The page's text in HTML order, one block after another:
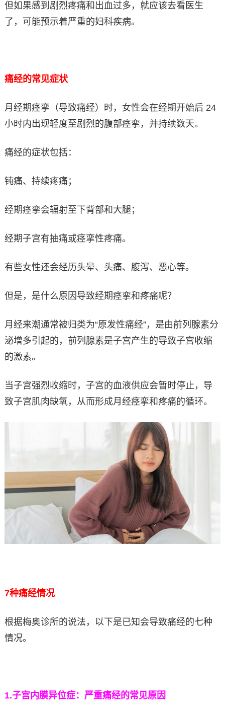
但如果感到剧烈疼痛和出血过多，就应该去看医生
了，可能预示着严重的妇科疾病。
痛经的常见症状
月经期痉挛（导致痛经）时，女性会在经期开始后 24
小时内出现轻度至剧烈的腹部痉挛，并持续数天。
痛经的症状包括：
钝痛、持续疼痛；
经期痉挛会辐射至下背部和大腿；
经期子宫有抽痛或痉挛性疼痛。
有些女性还会经历头晕、头痛、腹泻、恶心等。
但是，是什么原因导致经期痉挛和疼痛呢？
月经来潮通常被归类为“原发性痛经”，是由前列腺素分
泌增多引起的，前列腺素是子宫产生的导致子宫收缩
的激素。
当子宫强烈收缩时，子宫的血液供应会暂时停止，导
致子宫肌肉缺氧，从而形成月经痉挛和疼痛的循环。
7种痛经情况
根据梅奥诊所的说法，以下是已知会导致痛经的七种
情况。
1.子宫内膜异位症：严重痛经的常见原因